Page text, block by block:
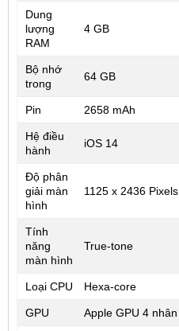
Dung
lượng
RAM
4 GB
Bộ nhớ
trong
64 GB
Pin 2658 mAh
Hệ điều
hành
iOS 14
Độ phân
giải màn
hình
1125 x 2436 Pixels
Tính
năng
màn hình
True-tone
Loại CPU Hexa-core
GPU Apple GPU 4 nhân